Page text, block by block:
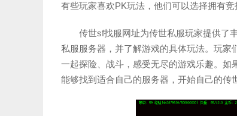
有些玩家喜欢PK玩法，他们可以选择拥有
传世sf找服网址为传世私服玩家提供了
私服服务器，并了解游戏的具体玩法。玩
一起探险、战斗，感受无尽的游戏乐趣。
能够找到适合自己的服务器，开始自己的传